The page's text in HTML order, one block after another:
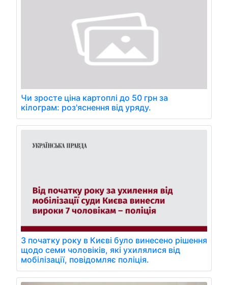
Чи зросте ціна картоплі до 50 грн за
кілограм: роз'яснення від уряду.
З початку року в Києві було винесено рішення
щодо семи чоловіків, які ухилялися від
мобілізації, повідомляє поліція.